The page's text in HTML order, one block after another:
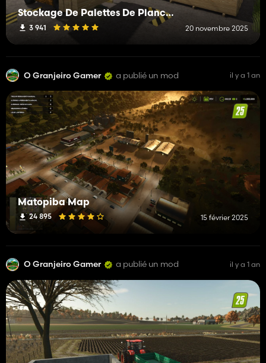
Stockage De Palettes De Planches, Planches Épaisses Et Poutres En Bois.
3 941 20 novembre 2025
O Granjeiro Gamer a publié un mod il y a 1 an
Matopiba Map
24 895 15 février 2025
O Granjeiro Gamer a publié un mod il y a 1 an